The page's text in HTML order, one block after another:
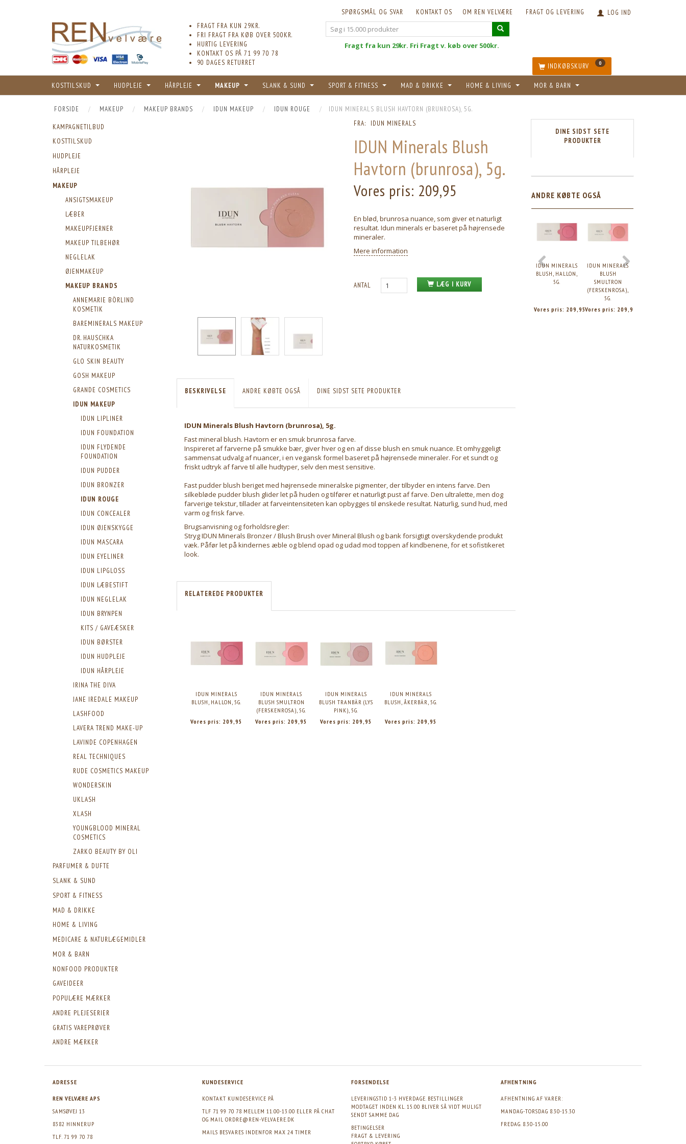
LOG IND
FRAGT OG LEVERING
OM REN VELVÆRE
KONTAKT OS
SPØRGSMÅL OG SVAR
FRAGT FRA KUN 29KR.
FRI FRAGT FRA KØB OVER 500KR.
HURTIG LEVERING
KONTAKT OS PÅ 71 99 70 78
90 DAGES RETURRET
Fragt fra kun 29kr. Fri Fragt v. køb over 500kr.
INDKØBSKURV 0
KOSTTILSKUD HUDPLEJE HÅRPLEJE MAKEUP SLANK & SUND SPORT & FITNESS MAD & DRIKKE HOME & LIVING MOR & BARN
FORSIDE MAKEUP MAKEUP BRANDS IDUN MAKEUP IDUN ROUGE IDUN MINERALS BLUSH HAVTORN (BRUNROSA), 5G.
KAMPAGNETILBUD
KOSTTILSKUD
HUDPLEJE
HÅRPLEJE
MAKEUP
ANSIGTSMAKEUP
LÆBER
MAKEUPFJERNER
MAKEUP TILBEHØR
NEGLELAK
ØJENMAKEUP
MAKEUP BRANDS
ANNEMARIE BÖRLIND
KOSMETIK
BAREMINERALS MAKEUP
DR. HAUSCHKA
NATURKOSMETIK
GLO SKIN BEAUTY
GOSH MAKEUP
GRANDE COSMETICS
IDUN MAKEUP
IDUN LIPLINER
IDUN FOUNDATION
IDUN FLYDENDE
FOUNDATION
IDUN PUDDER
IDUN BRONZER
IDUN ROUGE
IDUN CONCEALER
IDUN ØJENSKYGGE
IDUN MASCARA
IDUN EYELINER
IDUN LIPGLOSS
IDUN LÆBESTIFT
IDUN NEGLELAK
IDUN BRYNPEN
KITS / GAVEÆSKER
IDUN BØRSTER
IDUN HUDPLEJE
IDUN HÅRPLEJE
IRINA THE DIVA
JANE IREDALE MAKEUP
LASHFOOD
LAVERA TREND MAKE-UP
LAVINDE COPENHAGEN
REAL TECHNIQUES
RUDE COSMETICS MAKEUP
WONDERSKIN
UKLASH
XLASH
YOUNGBLOOD MINERAL
COSMETICS
ZARKO BEAUTY BY OLI
PARFUMER & DUFTE
SLANK & SUND
SPORT & FITNESS
MAD & DRIKKE
HOME & LIVING
MEDICARE & NATURLÆGEMIDLER
MOR & BARN
NONFOOD PRODUKTER
GAVEIDEER
POPULÆRE MÆRKER
ANDRE PLEJESERIER
GRATIS VAREPRØVER
ANDRE MÆRKER
FRA: IDUN MINERALS
IDUN Minerals Blush
Havtorn (brunrosa), 5g.
Vores pris: 209,95
En blød, brunrosa nuance, som giver et naturligt
resultat. Idun minerals er baseret på højrensede
mineraler.
Mere information
ANTAL LÆG I KURV
BESKRIVELSE ANDRE KØBTE OGSÅ DINE SIDST SETE PRODUKTER
IDUN Minerals Blush Havtorn (brunrosa), 5g.
Fast mineral blush. Havtorn er en smuk brunrosa farve.
Inspireret af farverne på smukke bær, giver hver og en af disse blush en smuk nuance. Et omhyggeligt
sammensat udvalg af nuancer, i en vegansk formel baseret på højrensede mineraler. For et sundt og
friskt udtryk af farve til alle hudtyper, selv den mest sensitive.
Fast pudder blush beriget med højrensede mineralske pigmenter, der tilbyder en intens farve. Den
silkebløde pudder blush glider let på huden og tilfører et naturligt pust af farve. Den ultralette, men dog
farverige tekstur, tillader at farveintensiteten kan opbygges til ønskede resultat. Naturlig, sund hud, med
varm og frisk farve.
Brugsanvisning og forholdsregler:
Stryg IDUN Minerals Bronzer / Blush Brush over Mineral Blush og bank forsigtigt overskydende produkt
væk. Påfør let på kindernes æble og blend opad og udad mod toppen af kindbenene, for et sofistikeret
look.
RELATEREDE PRODUKTER
IDUN MINERALS
BLUSH, HALLON, 5G.
Vores pris: 209,95
IDUN MINERALS
BLUSH SMULTRON
(FERSKENROSA), 5G.
Vores pris: 209,95
IDUN MINERALS
BLUSH TRANBÄR (LYS
PINK), 5G.
Vores pris: 209,95
IDUN MINERALS
BLUSH, ÅKERBÄR, 5G.
Vores pris: 209,95
DINE SIDST SETE
PRODUKTER
ANDRE KØBTE OGSÅ
IDUN MINERALS
BLUSH, HALLON,
5G.
Vores pris: 209,95
IDUN MINERALS
BLUSH
SMULTRON
(FERSKENROSA),
5G.
Vores pris: 209,95
ADRESSE
REN VELVÆRE APS
SAMSØVEJ 13
8382 HINNERUP
TLF. 71 99 70 78
KUNDESERVICE
KONTAKT KUNDESERVICE PÅ
TLF 71 99 70 78 MELLEM 11.00-13.00 ELLER PÅ CHAT
OG MAIL ORDRE@REN-VELVAERE.DK
MAILS BESVARES INDENFOR MAX 24 TIMER
FORSENDELSE
LEVERINGSTID 1-3 HVERDAGE. BESTILLINGER
MODTAGET INDEN KL. 15.00 BLIVER SÅ VIDT MULIGT
SENDT SAMME DAG
BETINGELSER
FRAGT & LEVERING
AFHENTNING
AFHENTNING AF VARER:
MANDAG-TORSDAG 8.30-15.30
FREDAG. 8.30-15.00